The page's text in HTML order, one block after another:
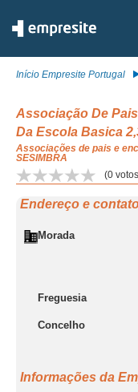
Início Empresite Portugal
Associação De
Da Escola Basica
Associações de pais e
SESIMBRA
(0
Endereço e
Morada
Freguesia
Concelho
Informações da